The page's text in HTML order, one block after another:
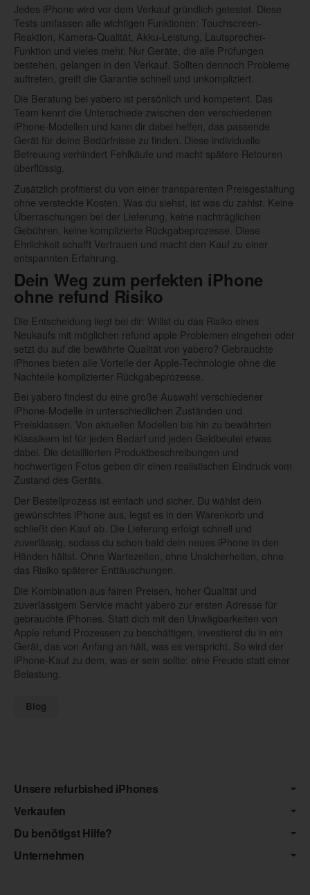
Jedes iPhone wird vor dem Verkauf gründlich getestet. Diese
Tests umfassen alle wichtigen Funktionen: Touchscreen-
Reaktion, Kamera-Qualität, Akku-Leistung, Lautsprecher-
Funktion und vieles mehr. Nur Geräte, die alle Prüfungen
bestehen, gelangen in den Verkauf. Sollten dennoch Probleme
auftreten, greift die Garantie schnell und unkompliziert.
Die Beratung bei yabero ist persönlich und kompetent. Das
Team kennt die Unterschiede zwischen den verschiedenen
iPhone-Modellen und kann dir dabei helfen, das passende
Gerät für deine Bedürfnisse zu finden. Diese individuelle
Betreuung verhindert Fehlkäufe und macht spätere Retouren
überflüssig.
Zusätzlich profitierst du von einer transparenten Preisgestaltung
ohne versteckte Kosten. Was du siehst, ist was du zahlst. Keine
Überraschungen bei der Lieferung, keine nachträglichen
Gebühren, keine komplizierte Rückgabeprozesse. Diese
Ehrlichkeit schafft Vertrauen und macht den Kauf zu einer
entspannten Erfahrung.
Dein Weg zum perfekten iPhone
ohne refund Risiko
Die Entscheidung liegt bei dir: Willst du das Risiko eines
Neukaufs mit möglichen refund apple Problemen eingehen oder
setzt du auf die bewährte Qualität von yabero? Gebrauchte
iPhones bieten alle Vorteile der Apple-Technologie ohne die
Nachteile komplizierter Rückgabeprozesse.
Bei yabero findest du eine große Auswahl verschiedener
iPhone-Modelle in unterschiedlichen Zuständen und
Preisklassen. Von aktuellen Modellen bis hin zu bewährten
Klassikern ist für jeden Bedarf und jeden Geldbeutel etwas
dabei. Die detaillierten Produktbeschreibungen und
hochwertigen Fotos geben dir einen realistischen Eindruck vom
Zustand des Geräts.
Der Bestellprozess ist einfach und sicher. Du wählst dein
gewünschtes iPhone aus, legst es in den Warenkorb und
schließt den Kauf ab. Die Lieferung erfolgt schnell und
zuverlässig, sodass du schon bald dein neues iPhone in den
Händen hältst. Ohne Wartezeiten, ohne Unsicherheiten, ohne
das Risiko späterer Enttäuschungen.
Die Kombination aus fairen Preisen, hoher Qualität und
zuverlässigem Service macht yabero zur ersten Adresse für
gebrauchte iPhones. Statt dich mit den Unwägbarkeiten von
Apple refund Prozessen zu beschäftigen, investierst du in ein
Gerät, das von Anfang an hält, was es verspricht. So wird der
iPhone-Kauf zu dem, was er sein sollte: eine Freude statt einer
Belastung.
Blog
Unsere refurbished iPhones
Verkaufen
Du benötigst Hilfe?
Unternehmen